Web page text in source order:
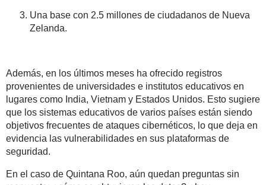
Una base con 2.5 millones de ciudadanos de Nueva
Zelanda.
Además, en los últimos meses ha ofrecido registros
provenientes de universidades e institutos educativos en
lugares como India, Vietnam y Estados Unidos. Esto sugiere
que los sistemas educativos de varios países están siendo
objetivos frecuentes de ataques cibernéticos, lo que deja en
evidencia las vulnerabilidades en sus plataformas de
seguridad.
En el caso de Quintana Roo, aún quedan preguntas sin